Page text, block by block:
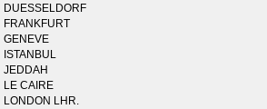
DUESSELDORF
FRANKFURT
GENEVE
ISTANBUL
JEDDAH
LE CAIRE
LONDON LHR.